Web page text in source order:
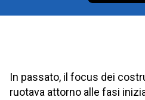
In passato, il focus dei
ruotava attorno alle fasi